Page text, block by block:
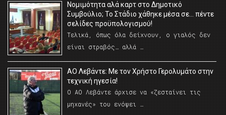
Νομιμότητα αλά καρτ στο Δημοτικό
Συμβούλιο; Το Στάδιο χάθηκε μέσα σε… πέντε
σελίδες προϋπολογισμού!
Τελικά, όπως όλα δείχνουν, ο γιαλός δεν
είναι στραβός… αλλά …
ΑΟ Λεβάντε: Με τον Χρήστο Γερολυμάτο στην
τεχνική ηγεσία!
Ο ΑΟ Λεβάντε άρχισε να «ζεσταίνει τις
μηχανές» του ενόψει …